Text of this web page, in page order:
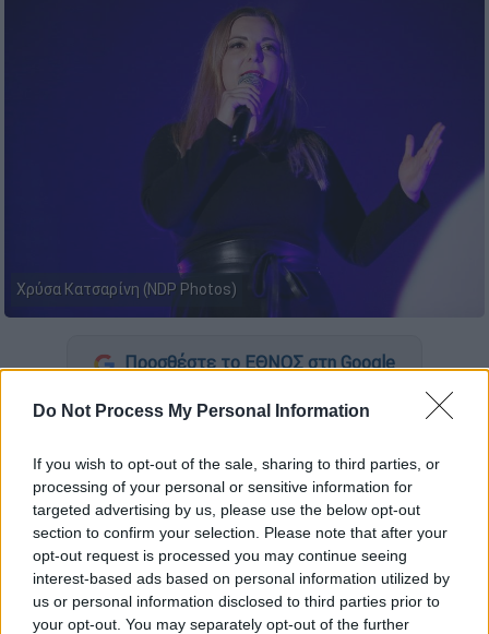
Do Not Process My Personal Information
If you wish to opt-out of the sale, sharing to third parties, or
processing of your personal or sensitive information for
targeted advertising by us, please use the below opt-out
section to confirm your selection. Please note that after your
opt-out request is processed you may continue seeing
interest-based ads based on personal information utilized by
us or personal information disclosed to third parties prior to
your opt-out. You may separately opt-out of the further
Χρύσα Κατσαρίνη (NDP Photos)
Προσθέστε το ΕΘΝΟΣ στη Google
ΗΧρύσα Κατσαρίνηπαραχώρησε συνέντευξη
έκανεμία αναφορά στα δύσκολα παιδικά της
χρόνια και στη δύναμη που πηγάζει από μέσα
της.
ΔΙΑΒΑΣΤΕ ΕΠΙΣΗΣ